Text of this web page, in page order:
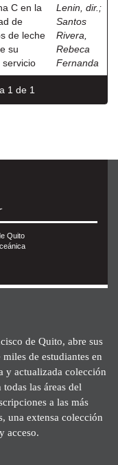
C en la
de
de leche
su
servicio
Lenin, dir. ;
Santos
Rivera,
Rebeca
Fernanda
1 de 1
Quito
de Quito, abre sus
de estudiantes en
y actualizada colección
las áreas del
a las más
una extensa colección
acceso.